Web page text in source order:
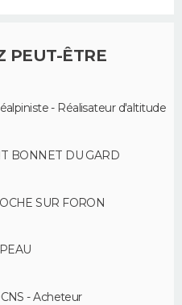
PEUT-ÊTRE
- Réalisateur d'altitude
BONNET DU GARD
SUR FORON
- Acheteur